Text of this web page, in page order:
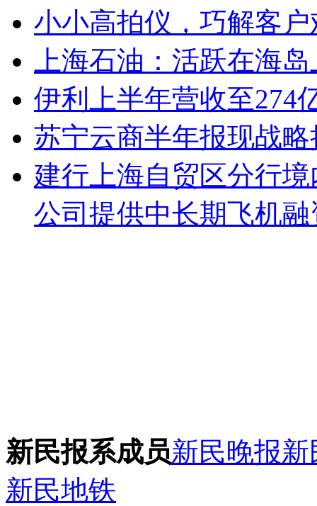
小小高拍仪，巧解客户
上海石油：活跃在海
伊利上半年营收至274
苏宁云商半年报现战
建行上海自贸区分行
公司提供中长期飞机融
新民报系成员新民晚报新
新民地铁